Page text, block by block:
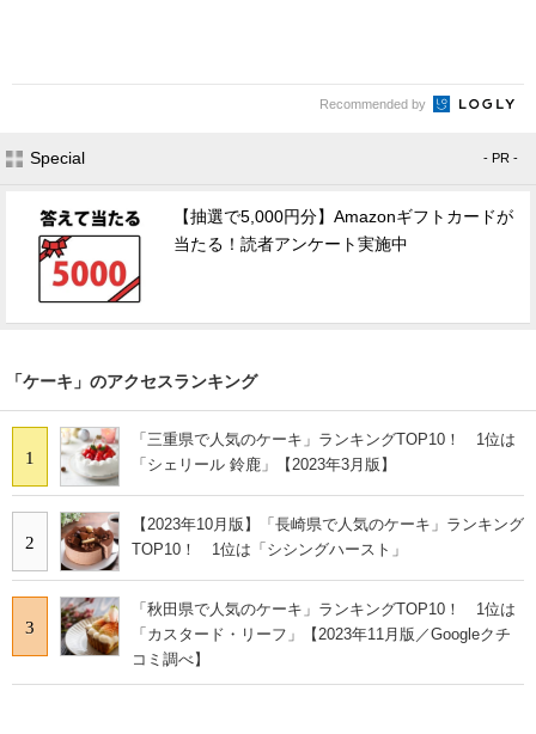
Recommended by
Special - PR -
【抽選で5,000円分】Amazonギフトカードが
当たる！読者アンケート実施中
「ケーキ」のアクセスランキング
1
「三重県で人気のケーキ」ランキングTOP10！ 1位は
「シェリール 鈴鹿」【2023年3月版】
2
【2023年10月版】「長崎県で人気のケーキ」ランキング
TOP10！ 1位は「シシングハースト」
3
「秋田県で人気のケーキ」ランキングTOP10！ 1位は
「カスタード・リーフ」【2023年11月版／Googleクチ
コミ調べ】